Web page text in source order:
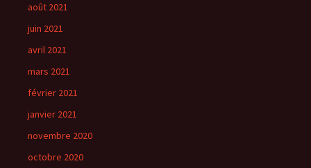
août 2021
juin 2021
avril 2021
mars 2021
février 2021
janvier 2021
novembre 2020
octobre 2020